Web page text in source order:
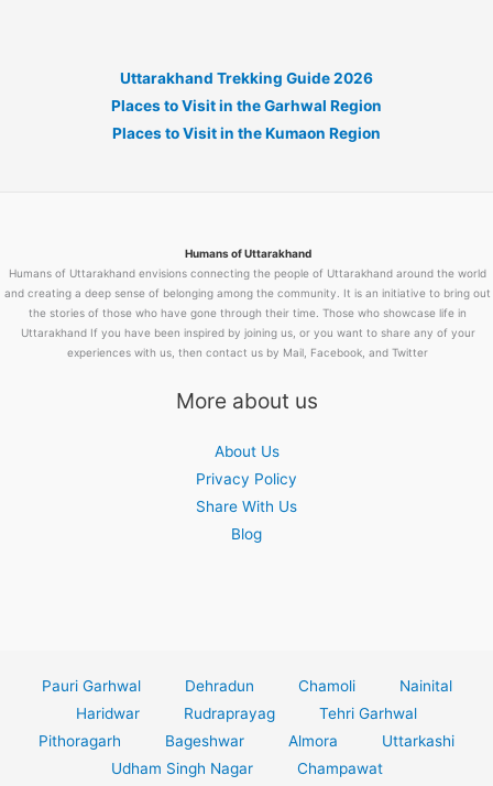
Uttarakhand Trekking Guide 2026
Places to Visit in the Garhwal Region
Places to Visit in the Kumaon Region
Humans of Uttarakhand
Humans of Uttarakhand envisions connecting the people of Uttarakhand around the world
and creating a deep sense of belonging among the community. It is an initiative to bring out
the stories of those who have gone through their time. Those who showcase life in
Uttarakhand If you have been inspired by joining us, or you want to share any of your
experiences with us, then contact us by Mail, Facebook, and Twitter
More about us
About Us
Privacy Policy
Share With Us
Blog
Pauri Garhwal Dehradun Chamoli
Nainital
Haridwar
Rudraprayag
Tehri Garhwal
Pithoragarh
Bageshwar Almora
Uttarkashi
Udham Singh Nagar
Champawat